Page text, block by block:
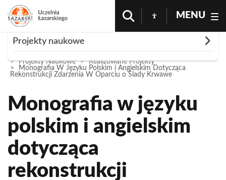
MENU
Projekty Naukowe
Realizowane Projekty
Monografia W Języku Polskim i Angielskim Dotycząca
Rekonstrukcji Zdarzenia W Oparciu o Ślady Krwawe
Monografia w języku
polskim i angielskim
dotycząca
rekonstrukcji
Projekty naukowe
Rozwiń
O nas
Bayesowskie ważenie modeli równań
współzależnych - rozwój teorii i pakiet dla
środowiska R
Kompendium wiedzy o ekonomii i zarządzaniu
Konferencja - Umowa o kredyt „frankowy”, a